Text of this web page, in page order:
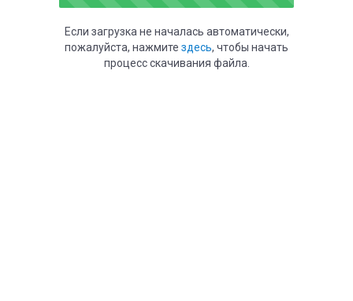
Если загрузка не началась автоматически,
пожалуйста, нажмите здесь, чтобы начать
процесс скачивания файла.